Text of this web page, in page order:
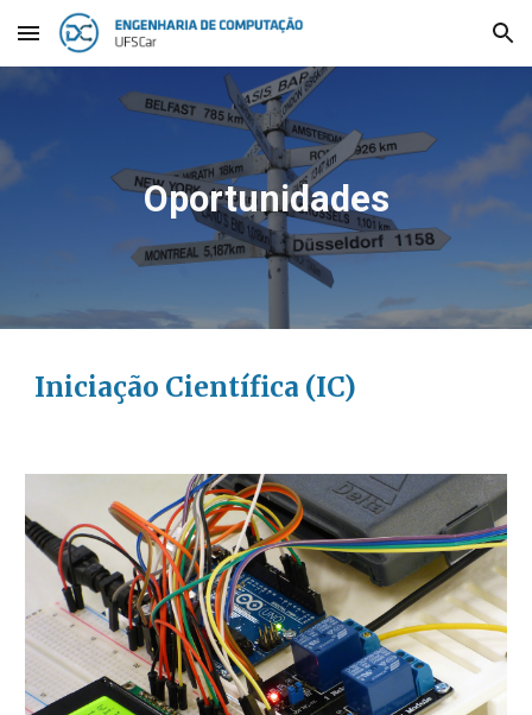
Skip to main content Skip to navigation
Oportunidades
Iniciação Científica (IC)